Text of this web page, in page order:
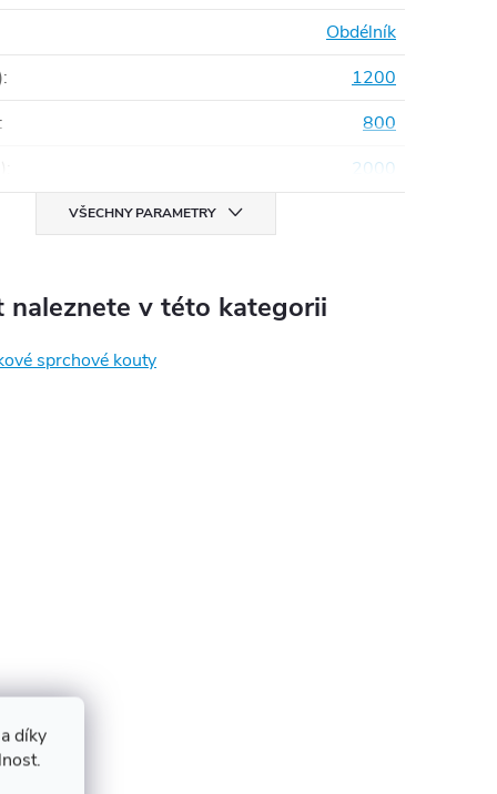
díky
Obdélník
:
1200
:
800
2000
VŠECHNY PARAMETRY
naleznete v této kategorii
sprchové kouty